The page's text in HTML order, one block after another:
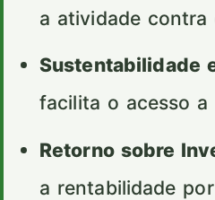
a atividade contra
Sustentabilidade
facilita o acesso
Retorno sobre
a rentabilidade